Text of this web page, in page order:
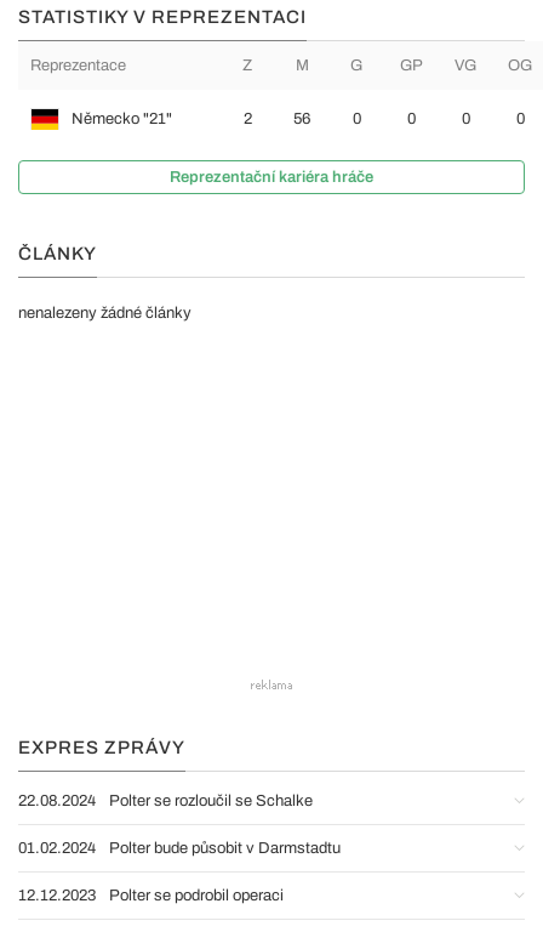
STATISTIKY V REPREZENTACI
Reprezentace Z M G GP VG OG
Německo "21" 2 56 0 0 0 0
Reprezentační kariéra hráče
ČLÁNKY
nenalezeny žádné články
EXPRES ZPRÁVY
22.08.2024 Polter se rozloučil se Schalke
01.02.2024 Polter bude působit v Darmstadtu
12.12.2023 Polter se podrobil operaci